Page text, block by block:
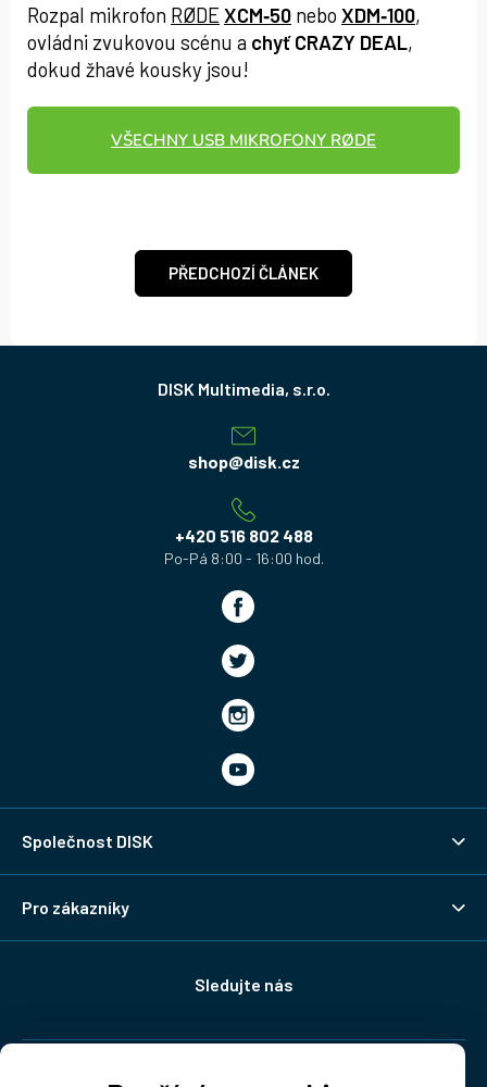
Rozpal mikrofon RØDEXCM‑50 nebo XDM‑100,
ovládni zvukovou scénu a chyť CRAZY DEAL,
dokud žhavé kousky jsou!
VŠECHNY USB MIKROFONY RØDE
PŘEDCHOZÍ ČLÁNEK
shop@disk.cz
+420 516 802 488
Společnost DISK
Pro zákazníky
Sledujte nás